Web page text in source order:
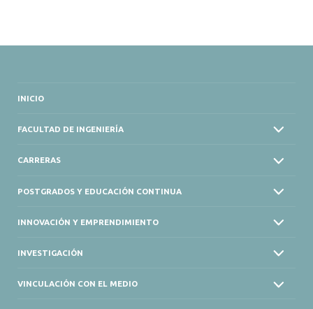
INICIO
FACULTAD DE INGENIERÍA
CARRERAS
POSTGRADOS Y EDUCACIÓN CONTINUA
INNOVACIÓN Y EMPRENDIMIENTO
INVESTIGACIÓN
VINCULACIÓN CON EL MEDIO